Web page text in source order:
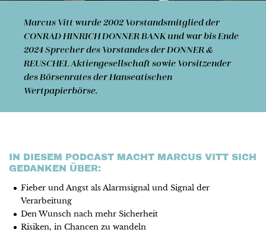
Marcus Vittwurde 2002 Vorstandsmitglied der
CONRAD HINRICH DONNER BANK und war bis Ende
2024 Sprecher des Vorstandes der DONNER &
REUSCHEL Aktiengesellschaft sowie Vorsitzender
des Börsenrates der Hanseatischen
Wertpapierbörse.
IN DIESEM PODCAST MACHT MARCUS VITT SICH
GEDANKEN ÜBER:
Fieber und Angst als Alarmsignal und Signal der
Verarbeitung
Den Wunsch nach mehr Sicherheit
Risiken, in Chancen zu wandeln